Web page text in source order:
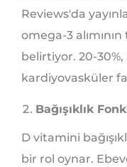
Reviews'da
omega-3
belirtiyor. 20-30%,
kardiyovasküler
Bağışıklık
D vitamini
bir rol oynar.